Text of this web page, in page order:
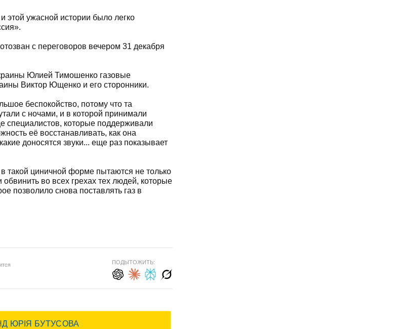
этой ужасной истории было легко
с переговоров вечером 31 декабря
Юлией Тимошенко газовые
Виктор Ющенко и его сторонники.
беспокойство, потому что та
с ночами, и в которой принимали
специалистов, которые поддерживали
её восстанавливать, как она
доносятся звуки... еще раз показывает
такой циничной форме пытаются не только
во всех грехах тех людей, которые
позволило снова поставлять газ в
ПОДЫТОЖИТЬ: